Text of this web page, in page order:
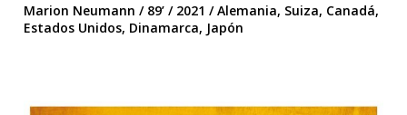
Marion Neumann / 89’ / 2021 / Alemania, Suiza, Canadá,
Estados Unidos, Dinamarca, Japón